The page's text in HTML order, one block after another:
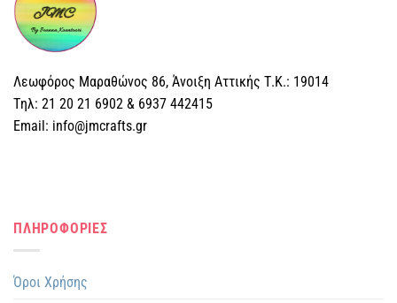
Λεωφόρος Μαραθώνος 86, Άνοιξη Αττικής Τ.Κ.: 19014
Tηλ: 21 20 21 6902 & 6937 442415
Email: info@jmcrafts.gr
ΠΛΗΡΟΦΟΡΙΕΣ
Όροι Χρήσης